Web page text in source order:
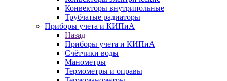
Конвекторы внутрипольные
Трубчатые радиаторы
Приборы учета и КИПиА
Назад
Приборы учета и КИПиА
Счётчики воды
Манометры
Термометры и оправы